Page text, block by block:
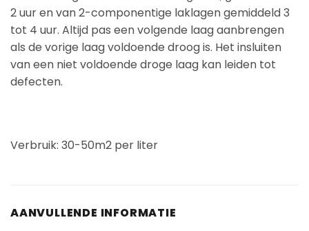
2 uur en van 2-componentige laklagen gemiddeld 3
tot 4 uur. Altijd pas een volgende laag aanbrengen
als de vorige laag voldoende droog is. Het insluiten
van een niet voldoende droge laag kan leiden tot
defecten.
Verbruik: 30-50m2 per liter
AANVULLENDE INFORMATIE